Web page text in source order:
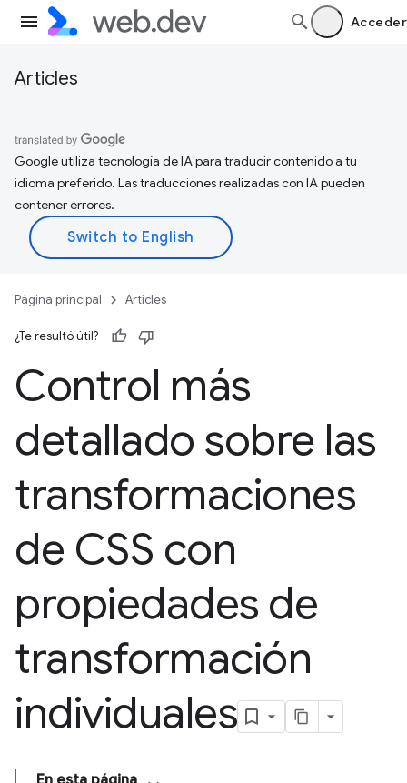
Acceder
Articles
Google utiliza tecnología de IA para traducir contenido a tu
idioma preferido. Las traducciones realizadas con IA pueden
contener errores.
Página principal Articles
¿Te resultó útil?
Control más
detallado sobre las
transformaciones
de CSS con
propiedades de
transformación
individuales